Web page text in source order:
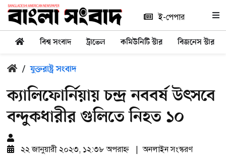
ই-পেপার
বিশ্ব সংবাদ ট্রাভেল কমিউনিটি স্টার বিজনেস স্টার
/ যুক্তরাষ্ট্র সংবাদ
ক্যালিফোর্নিয়ায় চন্দ্র নববর্ষ উৎসবে
বন্দুকধারীর গুলিতে নিহত ১০
২২ জানুয়ারী ২০২৩, ১২:৩৮ অপরাহ্ন অনলাইন সংস্করণ